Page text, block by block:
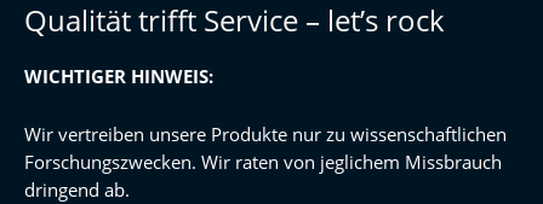
Qualität trifft Service – let’s rock
WICHTIGER HINWEIS:
Wir vertreiben unsere Produkte nur zu wissenschaftlichen
Forschungszwecken. Wir raten von jeglichem Missbrauch
dringend ab.